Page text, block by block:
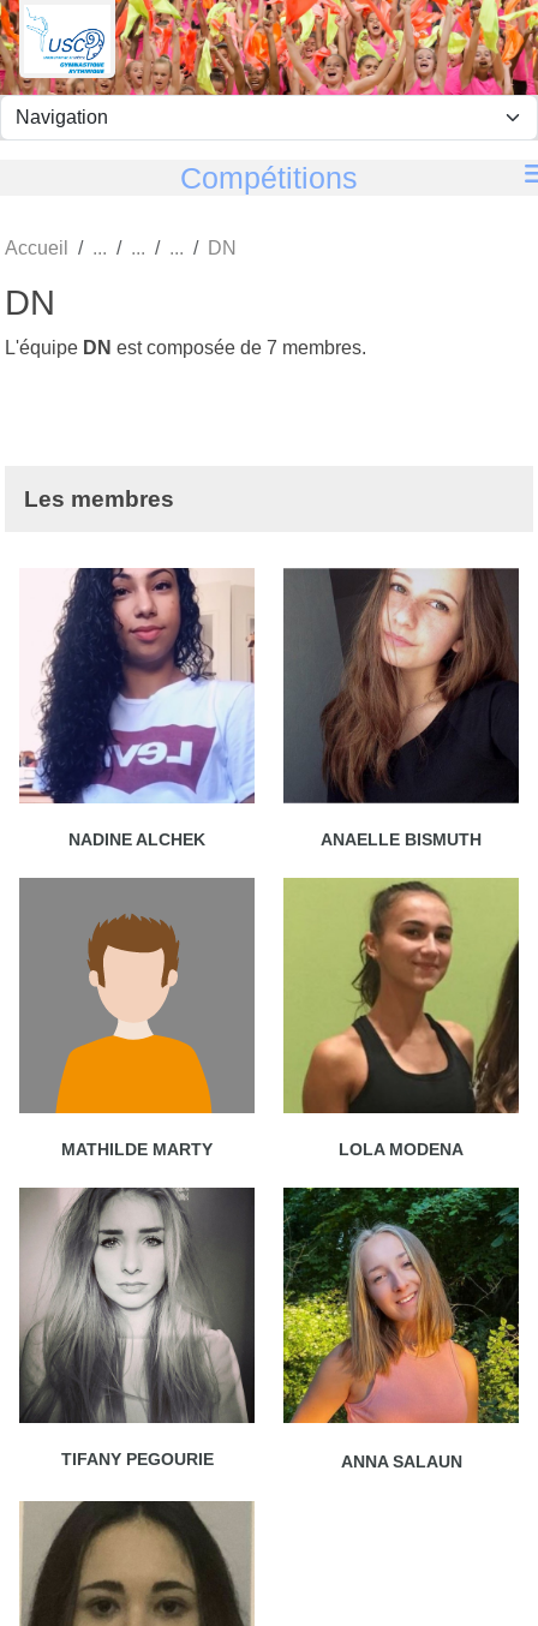
Compétitions
Accueil DN
DN
L'équipe DN est composée de 7 membres.
Les membres
NADINE ALCHEK ANAELLE BISMUTH
MATHILDE MARTY LOLA MODENA
TIFANY PEGOURIE ANNA SALAUN
Panneau de gestion des cookies